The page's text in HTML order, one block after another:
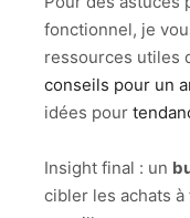
fonctionnel, je
ressources utiles
conseils pour un
idées pour
Insight final : un
cibler les achats à